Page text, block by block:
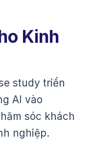
Kinh
study triển
AI vào
sóc khách
nghiệp.